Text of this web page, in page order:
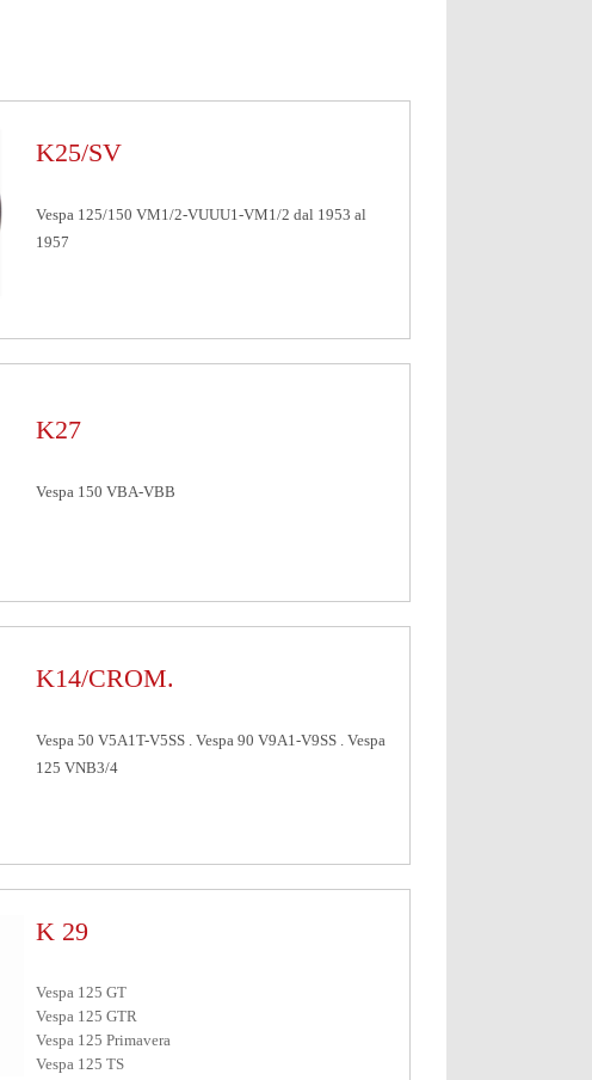
K25/SV
Vespa 125/150 VM1/2-VUUU1-VM1/2 dal 1953 al
1957
K27
Vespa 150 VBA-VBB
K14/CROM.
Vespa 50 V5A1T-V5SS . Vespa 90 V9A1-V9SS . Vespa
125 VNB3/4
K 29
Vespa 125 GT
Vespa 125 GTR
Vespa 125 Primavera
Vespa 125 TS